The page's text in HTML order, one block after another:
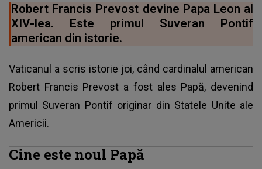
Robert Francis Prevost devine Papa Leon al
XIV-lea. Este primul Suveran Pontif
american din istorie.
Vaticanul a scris istorie joi, când cardinalul american
Robert Francis Prevost a fost ales Papă, devenind
primul Suveran Pontif originar din Statele Unite ale
Americii.
Cine este noul Papă